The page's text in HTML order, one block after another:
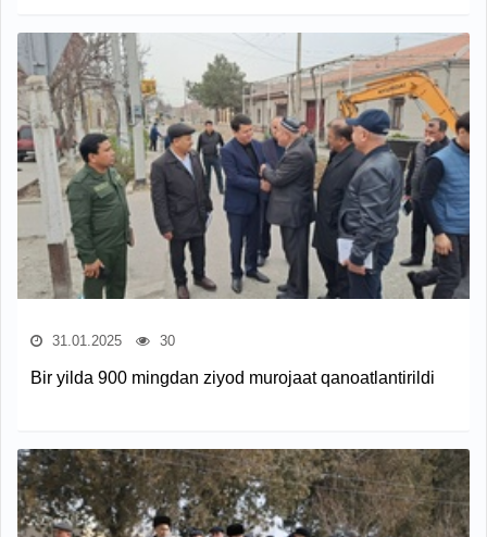
31.01.2025 30
Bir yilda 900 mingdan ziyod murojaat qanoatlantirildi